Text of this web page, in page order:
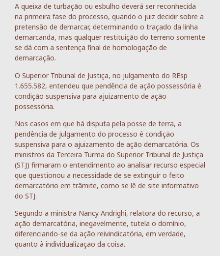
A queixa de turbação ou esbulho deverá ser reconhecida
na primeira fase do processo, quando o juiz decidir sobre a
pretensão de demarcar, determinando o traçado da linha
demarcanda, mas qualquer restituição do terreno somente
se dá com a sentença final de homologação de
demarcação.
O Superior Tribunal de Justiça, no julgamento do REsp
1.655.582, entendeu que pendência de ação possessória é
condição suspensiva para ajuizamento de ação
possessória.
Nos casos em que há disputa pela posse de terra, a
pendência de julgamento do processo é condição
suspensiva para o ajuizamento de ação demarcatória. Os
ministros da Terceira Turma do Superior Tribunal de Justiça
(STJ) firmaram o entendimento ao analisar recurso especial
que questionou a necessidade de se extinguir o feito
demarcatório em trâmite, como se lê de site informativo
do STJ.
Segundo a ministra Nancy Andrighi, relatora do recurso, a
ação demarcatória, inegavelmente, tutela o domínio,
diferenciando-se da ação reivindicatória, em verdade,
quanto à individualização da coisa.